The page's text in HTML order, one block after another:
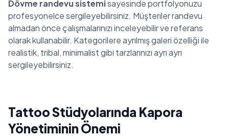
Dövme randevu sistemisayesinde portfolyonuzu
profesyonelce sergileyebilirsiniz. Müşteriler randevu
almadan önce çalışmalarınızı inceleyebilir ve referans
olarak kullanabilir. Kategorilere ayrılmış galeri özelliği ile
realistik, tribal, minimalist gibi tarzlarınızı ayrı ayrı
sergileyebilirsiniz.
Tattoo Stüdyolarında Kapora
Yönetiminin Önemi